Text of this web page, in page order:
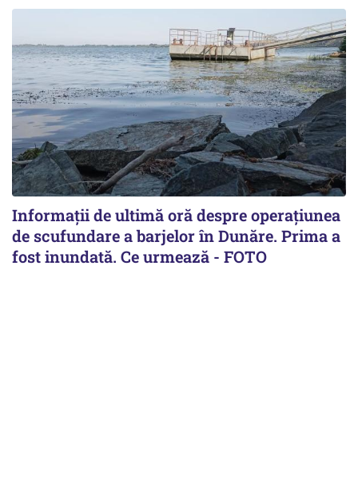
Informații de ultimă oră despre operațiunea
de scufundare a barjelor în Dunăre. Prima a
fost inundată. Ce urmează - FOTO